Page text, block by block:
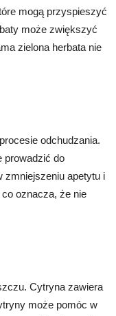
mogą przyspieszyć
może zwiększyć
zielona herbata nie
odchudzania.
prowadzić do
zmniejszeniu apetytu i
oznacza, że ​​nie
Cytryna zawiera
może pomóc w